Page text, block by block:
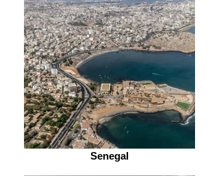
Senegal